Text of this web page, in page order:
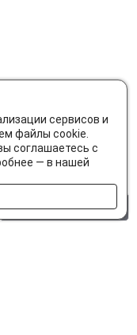
сервисов и
файлы cookie.
соглашаетесь с
— в нашей